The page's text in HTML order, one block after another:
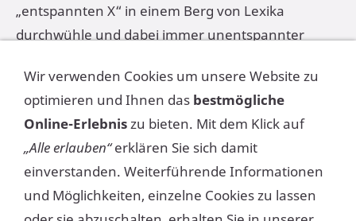
„entspannten X“ in einem Berg von Lexika
durchwühle und dabei immer unentspannter
ins Lachen.
Als Aufgabe für die nächsten Wochen:
Nehmen Sie sich selbst einmal vor, auch mal ein X für
ein X stehen zu lassen. Wunderbar wäre, wenn dies
auch Ihnen zumindest ein Lächeln hervorzaubert.
Wir verwenden Cookies um unsere Website zu
optimieren und Ihnen das bestmögliche
Online-Erlebniszu bieten. Mit dem Klick auf
„Alle erlauben“erklären Sie sich damit
einverstanden. Weiterführende Informationen
und Möglichkeiten, einzelne Cookies zu lassen